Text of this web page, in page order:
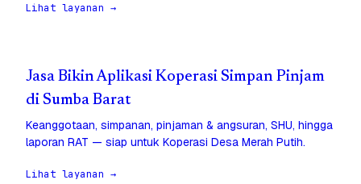
Lihat layanan →
Jasa Bikin Aplikasi Koperasi Simpan Pinjam
di Sumba Barat
Keanggotaan, simpanan, pinjaman & angsuran, SHU, hingga
laporan RAT — siap untuk Koperasi Desa Merah Putih.
Lihat layanan →